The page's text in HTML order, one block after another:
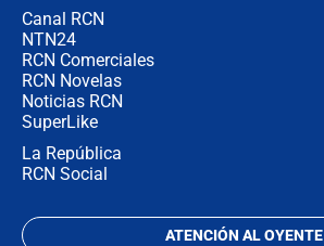
Canal RCN
NTN24
RCN Comerciales
RCN Novelas
Noticias RCN
SuperLike
La República
RCN Social
ATENCIÓN AL OYENTE